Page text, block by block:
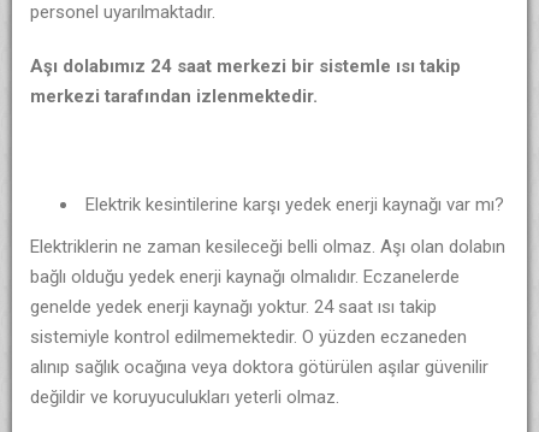
personel uyarılmaktadır.
Aşı dolabımız 24 saat merkezi bir sistemle ısı takip
merkezi tarafından izlenmektedir.
Elektrik kesintilerine karşı yedek enerji kaynağı var mı?
Elektriklerin ne zaman kesileceği belli olmaz. Aşı olan dolabın
bağlı olduğu yedek enerji kaynağı olmalıdır. Eczanelerde
genelde yedek enerji kaynağı yoktur. 24 saat ısı takip
sistemiyle kontrol edilmemektedir. O yüzden eczaneden
alınıp sağlık ocağına veya doktora götürülen aşılar güvenilir
değildir ve koruyuculukları yeterli olmaz.